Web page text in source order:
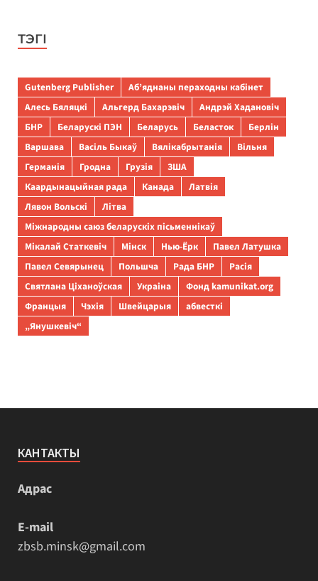
ТЭГІ
Gutenberg Publisher
Аб’яднаны пераходны кабінет
Алесь Бяляцкі
Альгерд Бахарэвіч
Андрэй Хадановіч
БНР
Беларускі ПЭН Беларусь Беласток
Берлін
Варшава
Васіль Быкаў Вялікабрытанія
Вільня
Германія
Гродна Грузія
ЗША
Каардынацыйная рада
Канада
Латвія
Лявон Вольскі
Літва
Міжнародны саюз беларускіх пісьменнікаў
Мікалай Статкевіч
Мінск Нью-Ёрк
Павел Латушка
Павел Севярынец
Польшча Рада БНР
Расія
Святлана Ціханоўская
Украіна
Фонд kamunikat.org
Францыя
Чэхія Швейцарыя
абвесткі
„Янушкевіч“
КАНТАКТЫ
Адрас
E-mail
zbsb.minsk@gmail.com